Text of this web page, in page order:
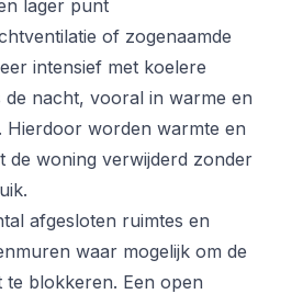
lager punt
of zogenaamde
intensief met koelere
de nacht, vooral in warme en
Hierdoor worden warmte en
de woning verwijderd zonder
afgesloten ruimtes en
waar mogelijk om de
te blokkeren. Een open